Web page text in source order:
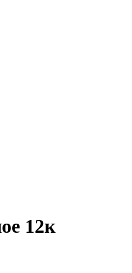
12к